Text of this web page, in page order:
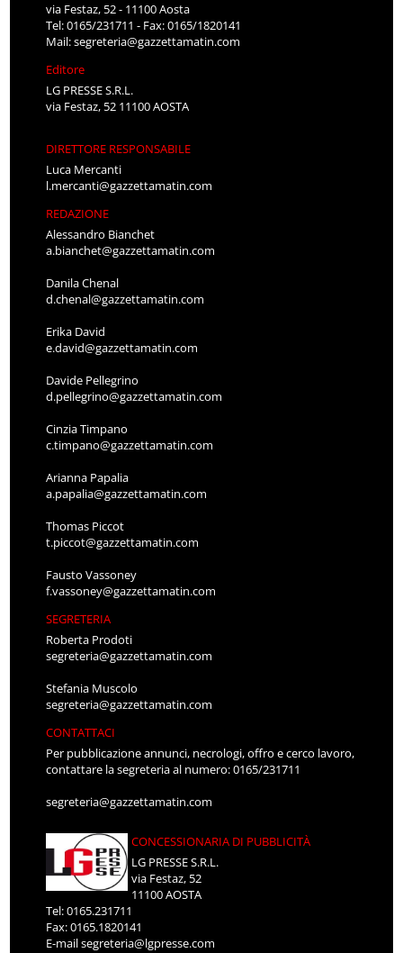
via Festaz, 52 - 11100 Aosta
Tel: 0165/231711 - Fax: 0165/1820141
Mail:segreteria@gazzettamatin.com
Editore
LG PRESSE S.R.L.
via Festaz, 52 11100 AOSTA
DIRETTORE RESPONSABILE
Luca Mercanti
l.mercanti@gazzettamatin.com
REDAZIONE
Alessandro Bianchet
a.bianchet@gazzettamatin.com
Danila Chenal
d.chenal@gazzettamatin.com
Erika David
e.david@gazzettamatin.com
Davide Pellegrino
d.pellegrino@gazzettamatin.com
Cinzia Timpano
c.timpano@gazzettamatin.com
Arianna Papalia
a.papalia@gazzettamatin.com
Thomas Piccot
t.piccot@gazzettamatin.com
Fausto Vassoney
f.vassoney@gazzettamatin.com
SEGRETERIA
Roberta Prodoti
segreteria@gazzettamatin.com
Stefania Muscolo
segreteria@gazzettamatin.com
CONTATTACI
Per pubblicazione annunci, necrologi, offro e cerco lavoro,
contattare la segreteria al numero: 0165/231711
segreteria@gazzettamatin.com
CONCESSIONARIA DI PUBBLICITÀ
LG PRESSE S.R.L.
via Festaz, 52
11100 AOSTA
Tel: 0165.231711
Fax: 0165.1820141
E-mailsegreteria@lgpresse.com